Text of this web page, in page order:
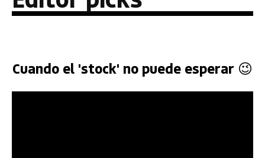
Cuando el 'stock' no puede esperar 😉